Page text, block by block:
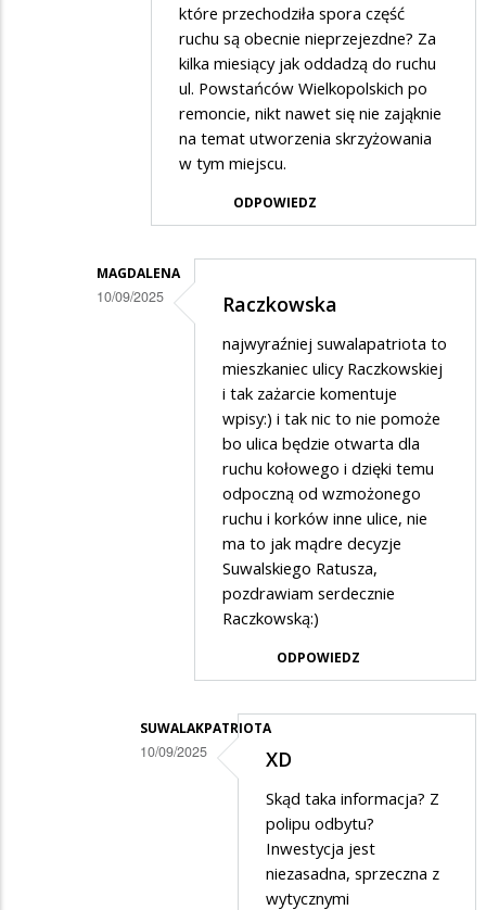
które przechodziła spora część
ruchu są obecnie nieprzejezdne? Za
kilka miesiący jak oddadzą do ruchu
ul. Powstańców Wielkopolskich po
remoncie, nikt nawet się nie zająknie
na temat utworzenia skrzyżowania
w tym miejscu.
ODPOWIEDZ
MAGDALENA
10/09/2025
SuwalakPatriota
Raczkowska
najwyraźniej suwalapatriota to
mieszkaniec ulicy Raczkowskiej
i tak zażarcie komentuje
wpisy:) i tak nic to nie pomoże
bo ulica będzie otwarta dla
ruchu kołowego i dzięki temu
odpoczną od wzmożonego
ruchu i korków inne ulice, nie
ma to jak mądre decyzje
Suwalskiego Ratusza,
pozdrawiam serdecznie
Raczkowską:)
ODPOWIEDZ
SUWALAKPATRIOTA
10/09/2025 XD
Skąd taka informacja? Z
polipu odbytu?
Inwestycja jest
niezasadna, sprzeczna z
wytycznymi